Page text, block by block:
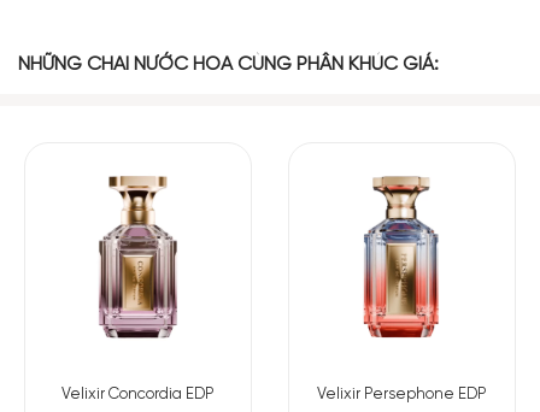
MIDDLE NOTES
Gấu
Ambrocenide Hoắc Hương
Xạ Hương Tổng
Hợp
Mùi hương của Uniq Oud Forever Armaf tựa như một bản giao
NHỮNG CHAI NƯỚC HOA CÙNG PHÂN KHÚC GIÁ:
Velixir Concordia EDP Velixir Persephone EDP